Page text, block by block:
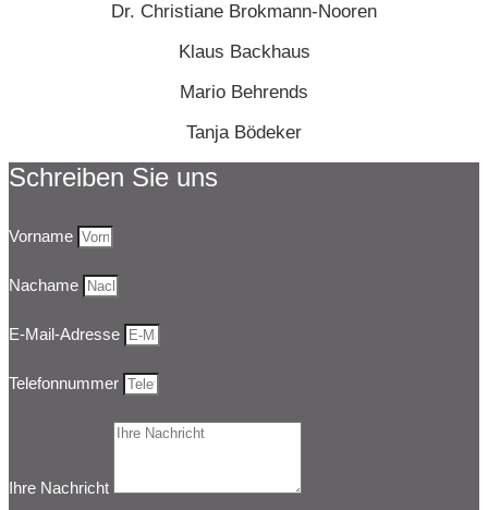
Dr. Christiane Brokmann-Nooren
Klaus Backhaus
Mario Behrends
Tanja Bödeker
Schreiben Sie uns
Vorname
Nachame
E-Mail-Adresse
Telefonnummer
Ihre Nachricht